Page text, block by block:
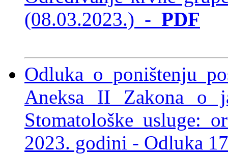
(08.03.2023.) - PDF
Odluka o poništenju
Aneksa II Zakona o
Stomatološke usluge:
2023. godini - Odluka